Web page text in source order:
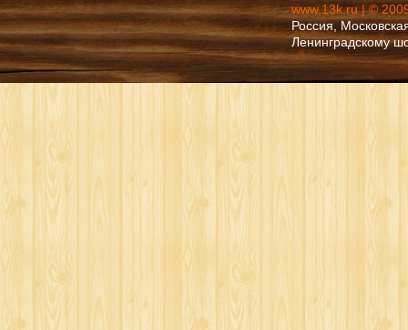
www.13k.ru | ©
Россия,
Ленинградскому